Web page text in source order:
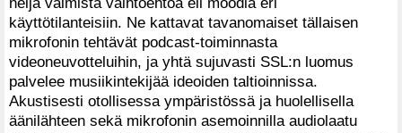
käyttötilanteisiin. Ne kattavat tavanomaiset tällaisen
mikrofonin tehtävät podcast-toiminnasta
videoneuvotteluihin, ja yhtä sujuvasti SSL:n luomus
palvelee musiikintekijää ideoiden taltioinnissa.
Akustisesti otollisessa ympäristössä ja huolellisella
äänilähteen sekä mikrofonin asemoinnilla audiolaatu